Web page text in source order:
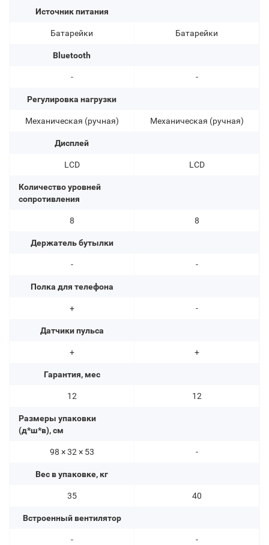
Источник питания
Батарейки
Bluetooth
-
Регулировка нагрузки
Механическая (ручная)
Дисплей
LCD
Количество уровней
сопротивления
8
Держатель бутылки
-
Полка для телефона
+
Датчики пульса
+
Гарантия, мес
12
Размеры упаковки
(д*ш*в), см
98 × 32 × 53
Вес в упаковке, кг
35
Встроенный вентилятор
-
Батарейки
-
Механическая (ручная)
LCD
8
-
-
+
12
-
40
-